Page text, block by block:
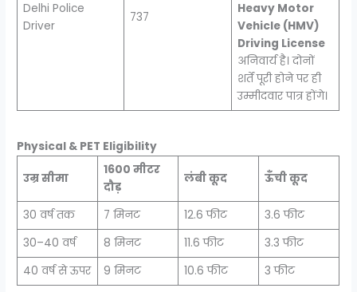
Delhi Police
Driver
737
Heavy Motor
Vehicle (HMV)
Driving License
अनिवार्य है। दोनों
शर्तें पूरी होने पर ही
उम्मीदवार पात्र होंगे।
Physical & PET Eligibility
उम्र सीमा
1600 मीटर
दौड़
लंबी कूद ऊँची कूद
30 वर्ष तक 7 मिनट 12.6 फीट
3.6 फीट
30–40 वर्ष
8 मिनट 11.6 फीट
3.3 फीट
40 वर्ष से ऊपर
9 मिनट 10.6 फीट 3 फीट